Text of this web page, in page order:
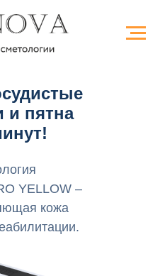
и пятна
YELLOW –
кожа